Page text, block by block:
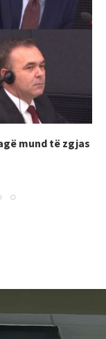
mund të zgjas